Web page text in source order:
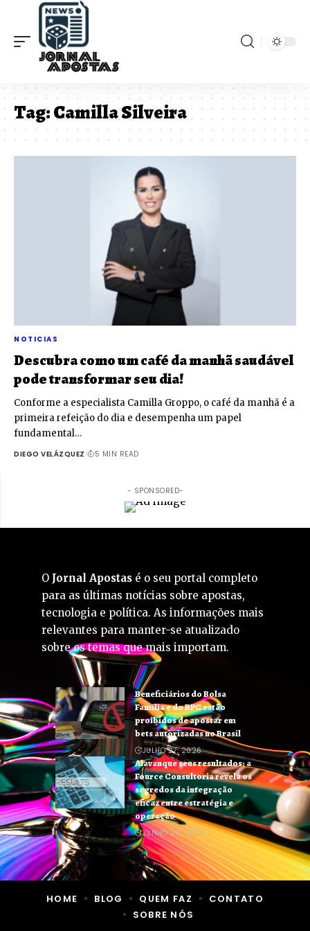
Tag:Camilla Silveira
NOTICIAS
Descubra como um café da manhã saudável
pode transformar seu dia!
Conforme a especialista Camilla Groppo, o café da manhã é a
primeira refeição do dia e desempenha um papel
fundamental…
DIEGO VELÁZQUEZ 5 MIN READ
- SPONSORED-
O Jornal Apostas é o seu portal completo
para as últimas notícias sobre apostas,
tecnologia e política. As informações mais
relevantes para manter-se atualizado
sobre os temas que mais importam.
Beneficiários do Bolsa
Família e do BPC estão
proibidos de apostar em
bets autorizadas no Brasil
JULHO 27, 2026
Alavanque seus resultados: a
Fource Consultoria revela os
segredos da integração
eficaz entre estratégia e
operação
JUNHO 26, 2026
HOME BLOG QUEM FAZ
CONTATO
SOBRE NÓS